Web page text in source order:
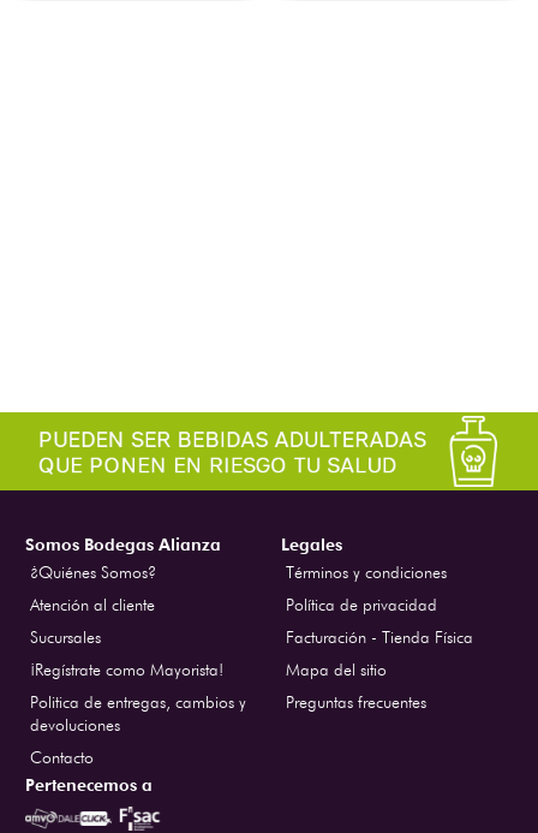
Somos Bodegas Alianza
¿Quiénes Somos?
Atención al cliente
Sucursales
¡Regístrate como Mayorista!
Politica de entregas, cambios y
devoluciones
Contacto
Legales
Términos y condiciones
Política de privacidad
Facturación - Tienda Física
Mapa del sitio
Preguntas frecuentes
Pertenecemos a